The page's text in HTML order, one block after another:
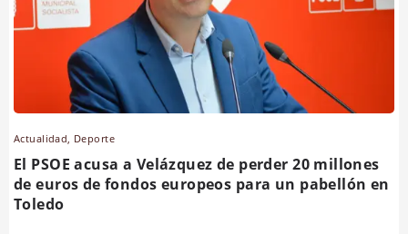
Actualidad, Deporte
El PSOE acusa a Velázquez de perder 20 millones
de euros de fondos europeos para un pabellón en
Toledo